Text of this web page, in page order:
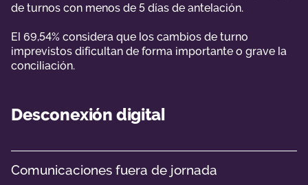
de turnos con menos de 5 días de antelación.
El 69,54% considera que los cambios de turno
imprevistos dificultan de forma importante o grave la
conciliación.
Desconexión digital
Comunicaciones fuera de jornada